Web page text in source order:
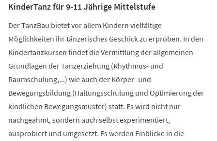
KinderTanz für 9-11 Jährige Mittelstufe
Der TanzBau bietet vor allem Kindern vielfältige
Möglichkeiten ihr tänzerisches Geschick zu erproben. In den
Kindertanzkursen findet die Vermittlung der allgemeinen
Grundlagen der Tanzerziehung (Rhythmus- und
Raumschulung,...) wie auch der Körper- und
Bewegungsbildung (Haltungsschulung und Optimierung der
kindlichen Bewegungsmuster) statt. Es wird nicht nur
nachgeahmt, sondern auch selbst experimentiert,
ausprobiert und umgesetzt. Es werden Einblicke in die